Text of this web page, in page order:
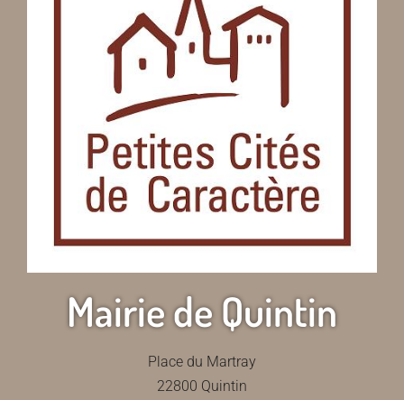
Mairie de Quintin
Place du Martray
22800 Quintin